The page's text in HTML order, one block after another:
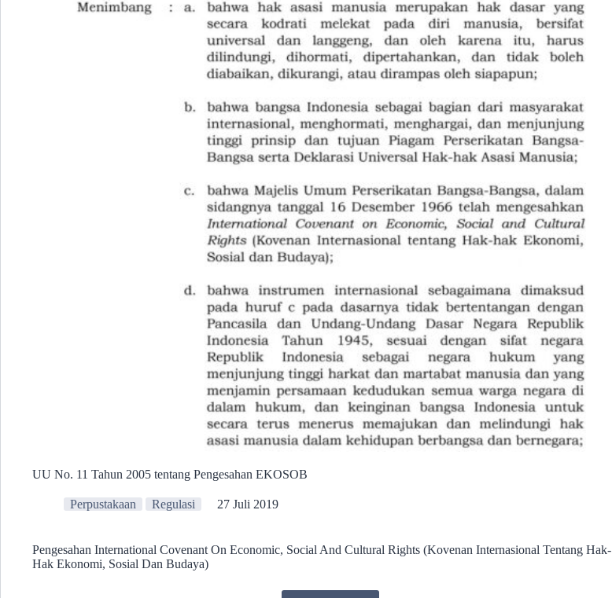
UU No. 11 Tahun 2005 tentang Pengesahan EKOSOB
Perpustakaan Regulasi 27 Juli 2019
Pengesahan International Covenant On Economic, Social And Cultural Rights (Kovenan Internasional Tentang Hak-
Hak Ekonomi, Sosial Dan Budaya)